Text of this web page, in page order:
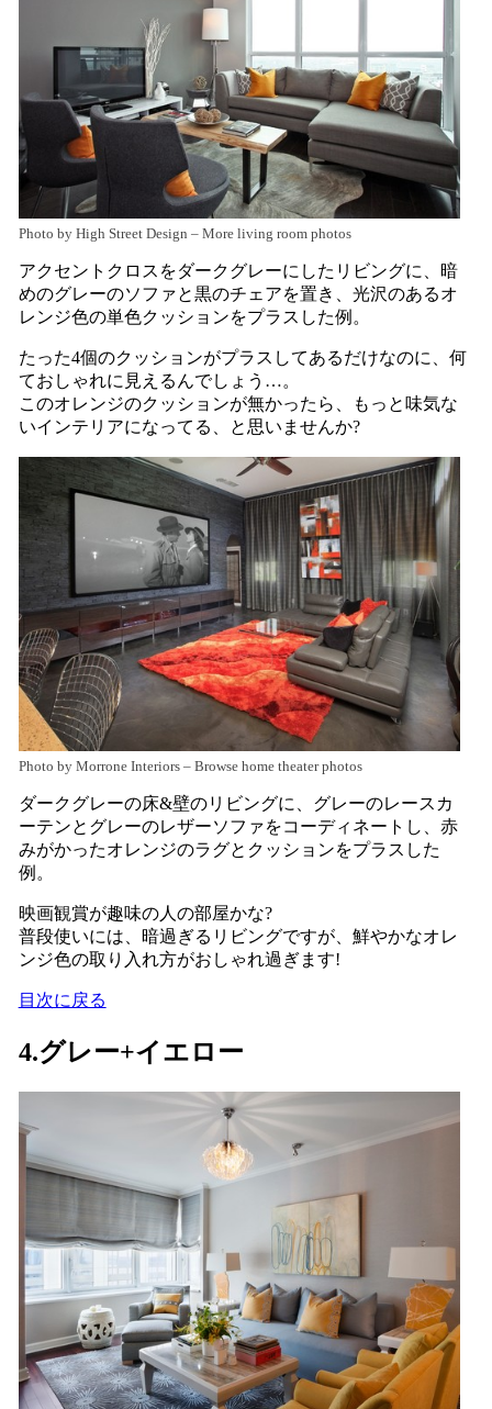
Photo by High Street Design – More living room photos
アクセントクロスをダークグレーにしたリビングに、暗
めのグレーのソファと黒のチェアを置き、光沢のあるオ
レンジ色の単色クッションをプラスした例。
たった4個のクッションがプラスしてあるだけなのに、何
ておしゃれに見えるんでしょう…。
このオレンジのクッションが無かったら、もっと味気な
いインテリアになってる、と思いませんか?
Photo by Morrone Interiors– Browse home theater photos
ダークグレーの床&壁のリビングに、グレーのレースカ
ーテンとグレーのレザーソファをコーディネートし、赤
みがかったオレンジのラグとクッションをプラスした
例。
映画観賞が趣味の人の部屋かな?
普段使いには、暗過ぎるリビングですが、鮮やかなオレ
ンジ色の取り入れ方がおしゃれ過ぎます!
目次に戻る
4.グレー+イエロー